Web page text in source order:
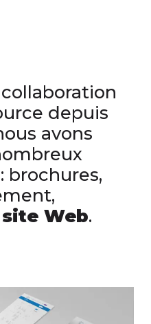
depuis
avons
brochures,
site Web.